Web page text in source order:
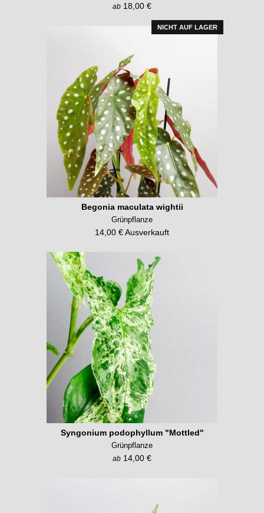
ab 18,00 €
NICHT AUF LAGER
Begonia maculata wightii
Grünpflanze
14,00 € Ausverkauft
Syngonium podophyllum "Mottled"
Grünpflanze
ab 14,00 €